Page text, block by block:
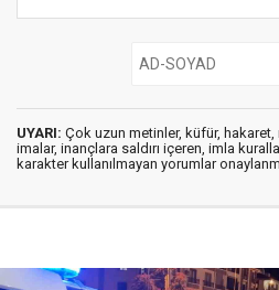
UYARI: Çok uzun metinler, küfür,
imalar, inançlara saldırı içeren, imla
karakter kullanılmayan yorumlar